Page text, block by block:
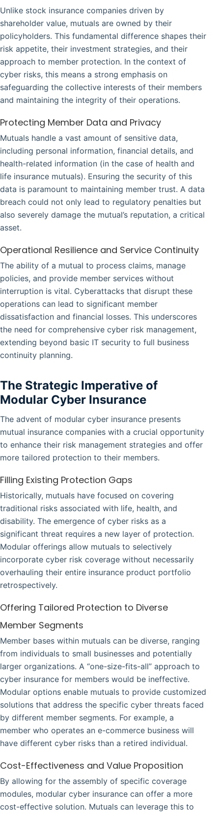
Unlike stock insurance companies driven by
shareholder value, mutuals are owned by their
policyholders. This fundamental difference shapes their
risk appetite, their investment strategies, and their
approach to member protection. In the context of
cyber risks, this means a strong emphasis on
safeguarding the collective interests of their members
and maintaining the integrity of their operations.
Protecting Member Data and Privacy
Mutuals handle a vast amount of sensitive data,
including personal information, financial details, and
health-related information (in the case of health and
life insurance mutuals). Ensuring the security of this
data is paramount to maintaining member trust. A data
breach could not only lead to regulatory penalties but
also severely damage the mutual’s reputation, a critical
asset.
Operational Resilience and Service Continuity
The ability of a mutual to process claims, manage
policies, and provide member services without
interruption is vital. Cyberattacks that disrupt these
operations can lead to significant member
dissatisfaction and financial losses. This underscores
the need for comprehensive cyber risk management,
extending beyond basic IT security to full business
continuity planning.
The Strategic Imperative of
Modular Cyber Insurance
The advent of modular cyber insurance presents
mutual insurance companies with a crucial opportunity
to enhance their risk management strategies and offer
more tailored protection to their members.
Filling Existing Protection Gaps
Historically, mutuals have focused on covering
traditional risks associated with life, health, and
disability. The emergence of cyber risks as a
significant threat requires a new layer of protection.
Modular offerings allow mutuals to selectively
incorporate cyber risk coverage without necessarily
overhauling their entire insurance product portfolio
retrospectively.
Offering Tailored Protection to Diverse
Member Segments
Member bases within mutuals can be diverse, ranging
from individuals to small businesses and potentially
larger organizations. A “one-size-fits-all” approach to
cyber insurance for members would be ineffective.
Modular options enable mutuals to provide customized
solutions that address the specific cyber threats faced
by different member segments. For example, a
member who operates an e-commerce business will
have different cyber risks than a retired individual.
Cost-Effectiveness and Value Proposition
By allowing for the assembly of specific coverage
modules, modular cyber insurance can offer a more
cost-effective solution. Mutuals can leverage this to